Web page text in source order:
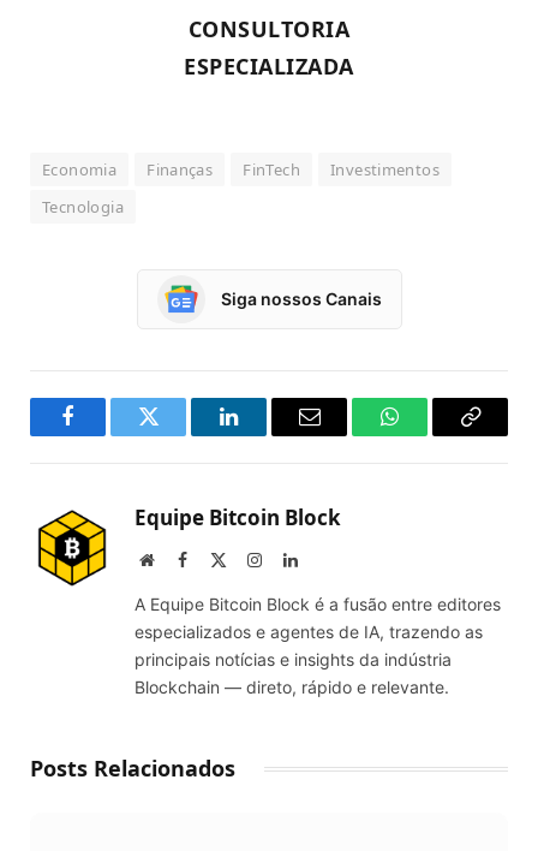
CONSULTORIA
ESPECIALIZADA
Economia Finanças FinTech
Investimentos
Tecnologia
Siga nossos Canais
FacebookTwitter LinkedInEmail WhatsAppCopy
Equipe Bitcoin Block
WebsiteFacebook InstagramLinkedIn
A Equipe Bitcoin Block é a fusão entre editores
especializados e agentes de IA, trazendo as
principais notícias e insights da indústria
Blockchain — direto, rápido e relevante.
Posts Relacionados